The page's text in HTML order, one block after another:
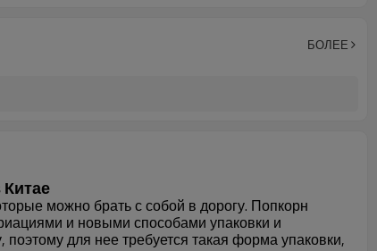
БОЛЕЕ
можно брать с собой в дорогу. Попкорн
и новыми способами упаковки и
для нее требуется такая форма упаковки,